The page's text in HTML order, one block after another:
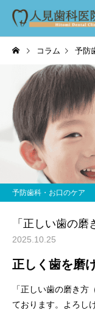
コラム 予防
予防歯科・お口のケア
「正しい歯の
2025.10.25
正しく歯を磨
「正しい歯の磨き方
ております。よろし